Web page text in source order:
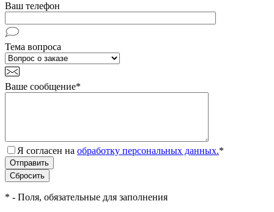
Ваш телефон
Тема вопроса
Ваше сообщение*
Я согласен на обработку персональных данных.*
* - Поля, обязательные для заполнения